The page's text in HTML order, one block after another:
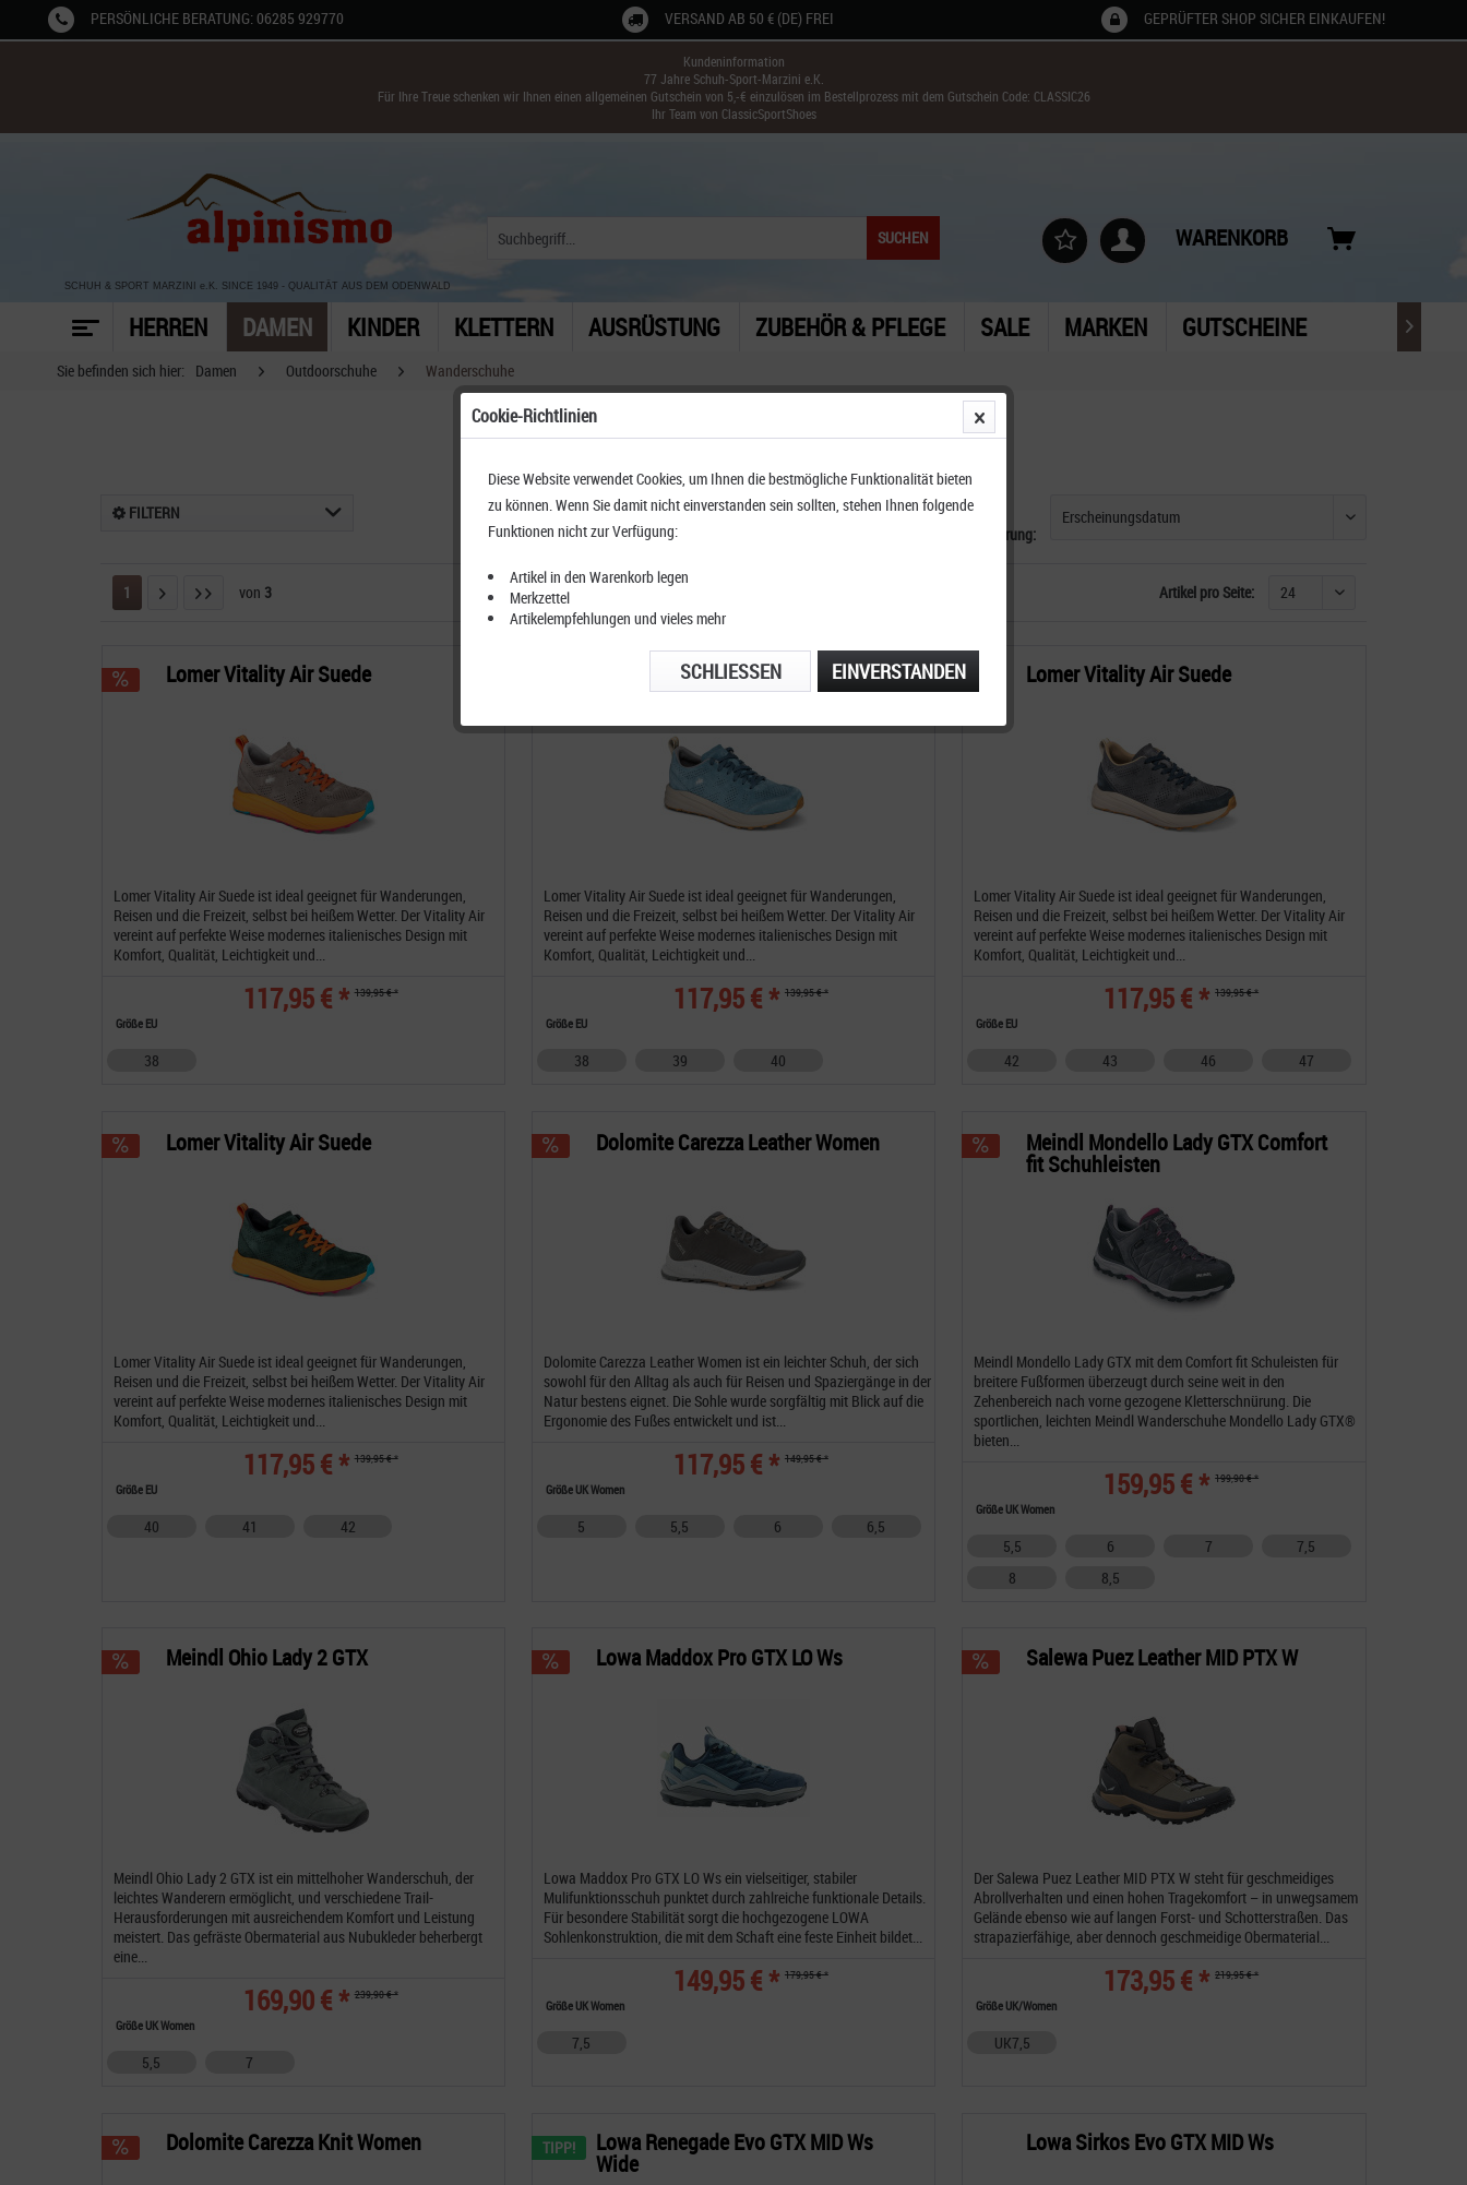
PERSÖNLICHE BERATUNG: 06285 929770 VERSAND AB 50 € (DE) FREI GEPRÜFTER SHOP SICHER EINKAUFEN!
Kundeninformation
77 Jahre Schuh-Sport-Marzini e.K.
Für Ihre Treue schenken wir Ihnen einen allgemeinen Gutschein von 5,-€ einzulösen im Bestellprozess mit dem Gutschein Code: CLASSIC26
Ihr Team von ClassicSportShoes
SCHUH & SPORT MARZINI e.K. SINCE 1949 - QUALITÄT AUS DEM ODENWALD
SUCHEN WARENKORB
HERREN DAMEN KINDER KLETTERN AUSRÜSTUNG ZUBEHÖR & PFLEGE SALE MARKEN GUTSCHEINE 
Sie befinden sich hier: Damen Outdoorschuhe Wanderschuhe
FILTERN
Sortierung:
1 von 3 Artikel pro Seite:
Lomer Vitality Air Suede ist ideal geeignet für Wanderungen,
Reisen und die Freizeit, selbst bei heißem Wetter. Der Vitality Air
vereint auf perfekte Weise modernes italienisches Design mit
Komfort, Qualität, Leichtigkeit und...
117,95 € * 139,95 € *
Lomer Vitality Air Suede
Größe EU
38
Lomer Vitality Air Suede ist ideal geeignet für Wanderungen,
Reisen und die Freizeit, selbst bei heißem Wetter. Der Vitality Air
vereint auf perfekte Weise modernes italienisches Design mit
Komfort, Qualität, Leichtigkeit und...
117,95 € * 139,95 € *
Lomer Vitality Air Suede
Größe EU
38 39 40
Lomer Vitality Air Suede ist ideal geeignet für Wanderungen,
Reisen und die Freizeit, selbst bei heißem Wetter. Der Vitality Air
vereint auf perfekte Weise modernes italienisches Design mit
Komfort, Qualität, Leichtigkeit und...
117,95 € * 139,95 € *
Lomer Vitality Air Suede
Größe EU
42 43 46 47
Lomer Vitality Air Suede ist ideal geeignet für Wanderungen,
Reisen und die Freizeit, selbst bei heißem Wetter. Der Vitality Air
vereint auf perfekte Weise modernes italienisches Design mit
Komfort, Qualität, Leichtigkeit und...
117,95 € * 139,95 € *
Lomer Vitality Air Suede
Größe EU
40 41 42
Dolomite Carezza Leather Women ist ein leichter Schuh, der sich
sowohl für den Alltag als auch für Reisen und Spaziergänge in der
Natur bestens eignet. Die Sohle wurde sorgfältig mit Blick auf die
Ergonomie des Fußes entwickelt und ist...
117,95 € * 149,95 € *
Dolomite Carezza Leather Women
Größe UK Women
5 5,5 6 6,5
Meindl Mondello Lady GTX mit dem Comfort fit Schuleisten für
breitere Fußformen überzeugt durch seine weit in den
Zehenbereich nach vorne gezogene Kletterschnürung. Die
sportlichen, leichten Meindl Wanderschuhe Mondello Lady GTX®
bieten...
159,95 € * 199,90 € *
Meindl Mondello Lady GTX Comfort
fit Schuhleisten
Größe UK Women
5,5 6 7
7,5
8
8,5
Meindl Ohio Lady 2 GTX ist ein mittelhoher Wanderschuh, der
leichtes Wanderern ermöglicht, und verschiedene Trail-
Herausforderungen mit ausreichendem Komfort und Leistung
meistert. Das gefräste Obermaterial aus Nubukleder beherbergt
eine...
169,90 € * 239,90 € *
Meindl Ohio Lady 2 GTX
Größe UK Women
5,5 7
Lowa Maddox Pro GTX LO Ws ein vielseitiger, stabiler
Mulifunktionsschuh punktet durch zahlreiche funktionale Details.
Für besondere Stabilität sorgt die hochgezogene LOWA
Sohlenkonstruktion, die mit dem Schaft eine feste Einheit bildet...
149,95 € * 179,95 € *
Lowa Maddox Pro GTX LO Ws
Größe UK Women
7,5
Der Salewa Puez Leather MID PTX W steht für geschmeidiges
Abrollverhalten und einen hohen Tragekomfort – in unwegsamem
Gelände ebenso wie auf langen Forst- und Schotterstraßen. Das
strapazierfähige, aber dennoch geschmeidige Obermaterial...
173,95 € * 219,95 € *
Salewa Puez Leather MID PTX W
Größe UK/Women
UK7,5
Dolomite Carezza Knit Women TIPP! Lowa Renegade Evo GTX MID Ws
Wide
Lowa Sirkos Evo GTX MID Ws
Cookie-Richtlinien
Diese Website verwendet Cookies, um Ihnen die bestmögliche Funktionalität bieten
zu können. Wenn Sie damit nicht einverstanden sein sollten, stehen Ihnen folgende
Funktionen nicht zur Verfügung:
Artikel in den Warenkorb legen
Merkzettel
Artikelempfehlungen und vieles mehr
EINVERSTANDEN
SCHLIESSEN